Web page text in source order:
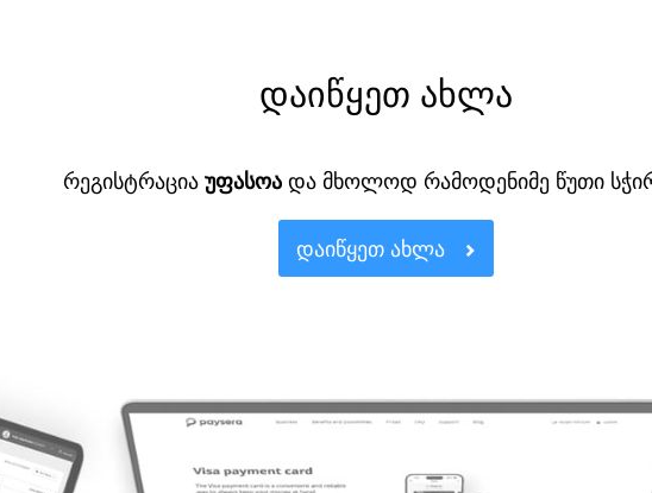
დაიწყეთ ახლა
რეგისტრაცია უფასოა და მხოლოდ რამოდენიმე წუთი
ᲓᲐᲘᲬᲧᲔᲗ ᲐᲮᲚᲐ